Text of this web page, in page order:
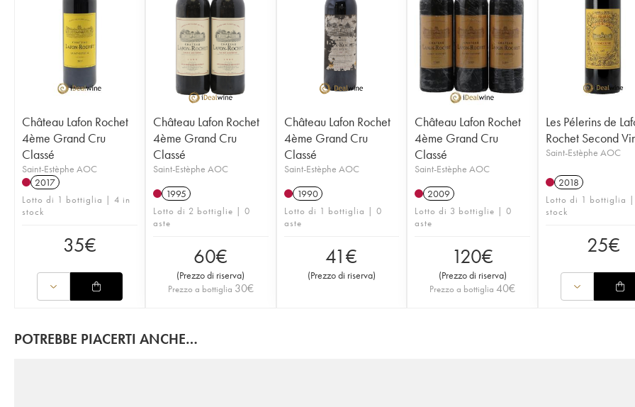
Château Lafon Rochet
4ème Grand Cru
Classé
Saint-Estèphe AOC
2017
Lotto di 1 bottiglia | 4 in
stock
35€
Château Lafon Rochet
4ème Grand Cru
Classé
Saint-Estèphe AOC
1995
Lotto di 2 bottiglie | 0
aste
60€
(Prezzo di riserva)
Prezzo a bottiglia 30€
Château Lafon Rochet
4ème Grand Cru
Classé
Saint-Estèphe AOC
1990
Lotto di 1 bottiglia | 0
aste
41€
(Prezzo di riserva)
Château Lafon Rochet
4ème Grand Cru
Classé
Saint-Estèphe AOC
2009
Lotto di 3 bottiglie | 0
aste
120€
(Prezzo di riserva)
Prezzo a bottiglia 40€
Les Pélerins de
Rochet Second
Saint-Estèphe AOC
2018
Lotto di 1 bottiglia |
stock
25€
POTREBBE PIACERTI ANCHE…